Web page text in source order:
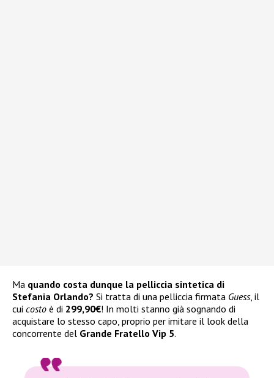
Ma quando costa dunque la pelliccia sintetica di
Stefania Orlando? Si tratta di una pelliccia firmata Guess, il
cui costo è di 299,90€! In molti stanno già sognando di
acquistare lo stesso capo, proprio per imitare il look della
concorrente del Grande Fratello Vip 5.